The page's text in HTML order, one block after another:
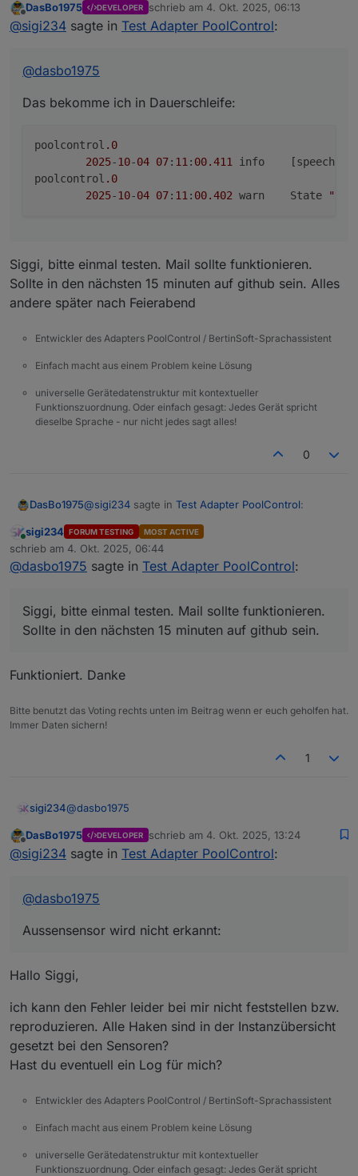
Das bekomme ich in Dauerschleife:
poolcontrol.0
Edit:
Edit2:
Offline
DasBo1975 DEVELOPER schrieb am 4. Okt. 2025, 06:13
zuletzt editiert von
@sigi234 sagte in Test Adapter PoolControl:
@dasbo1975
Das bekomme ich in Dauerschleife:
poolcontrol .0
2025-10-04 07: 11 : 00.411
info
poolcontrol .0
2025-10-04 07: 11 : 00.402
	warn	State
Siggi, bitte einmal testen. Mail sollte funktionieren.
Sollte in den nächsten 15 minuten auf github sein. Alles
andere später nach Feierabend
Entwickler des Adapters PoolControl / BertinSoft-Sprachassistent
Einfach macht aus einem Problem keine Lösung
universelle Gerätedatenstruktur mit kontextueller
Funktionszuordnung. Oder einfach gesagt: Jedes Gerät spricht
dieselbe Sprache - nur nicht jedes sagt alles!
0
DasBo1975@sigi234 sagte in Test Adapter PoolControl:
@dasbo1975
Das bekomme ich in Dauerschleife:
poolcontrol.0
poolcontrol.0
Siggi, bitte einmal testen. Mail sollte funktionieren.
Alles andere später nach Feierabend
Online
sigi234 FORUM TESTING MOST ACTIVE
schrieb am 4. Okt. 2025, 06:44
zuletzt editiert von
@dasbo1975 sagte in Test Adapter PoolControl:
Siggi, bitte einmal testen. Mail sollte funktionieren.
Sollte in den nächsten 15 minuten auf github sein.
Funktioniert. Danke
Bitte benutzt das Voting rechts unten im Beitrag wenn er euch geholfen hat.
Immer Daten sichern!
1
sigi234@dasbo1975
Aussensensor wird nicht erkannt:
Offline
DasBo1975 DEVELOPER schrieb am 4. Okt. 2025, 13:24
zuletzt editiert von
@sigi234 sagte in Test Adapter PoolControl:
@dasbo1975
Aussensensor wird nicht erkannt:
Hallo Siggi,
ich kann den Fehler leider bei mir nicht feststellen bzw.
reproduzieren. Alle Haken sind in der Instanzübersicht
gesetzt bei den Sensoren?
Hast du eventuell ein Log für mich?
Entwickler des Adapters PoolControl / BertinSoft-Sprachassistent
Einfach macht aus einem Problem keine Lösung
universelle Gerätedatenstruktur mit kontextueller
Funktionszuordnung. Oder einfach gesagt: Jedes Gerät spricht